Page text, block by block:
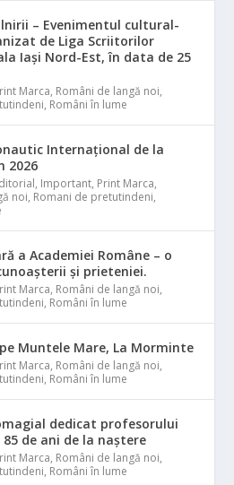
– Evenimentul cultural-
de Liga Scriitorilor
Iași Nord-Est, în data de 25
Marca, Români de langă noi,
, Români în lume
Internațional de la
2026
, Important, Print Marca,
noi, Romani de pretutindeni,
a Academiei Române – o
și prieteniei.
Marca, Români de langă noi,
, Români în lume
Muntele Mare, La Morminte
Marca, Români de langă noi,
, Români în lume
dedicat profesorului
85 de ani de la naștere
Marca, Români de langă noi,
, Români în lume